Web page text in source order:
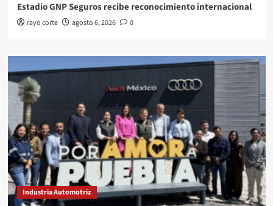
Estadio GNP Seguros recibe reconocimiento internacional
rayo corte agosto 6, 2026 0
Industria Automotriz